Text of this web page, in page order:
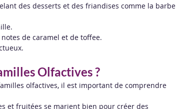
des desserts et des friandises comme la barbe
de caramel et de toffee.
Olfactives ?
olfactives, il est important de comprendre
et fruitées se marient bien pour créer des